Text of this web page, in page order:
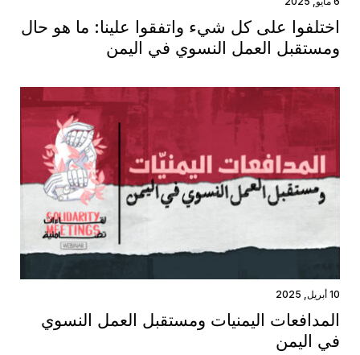
اختلفوا على كل شيء واتفقوا علينا: ما هو حال
ومستقبل العمل النسوي في اليمن
10 أبريل, 2025
المدافعات اليمنيات ومستقبل العمل النسوي
في اليمن